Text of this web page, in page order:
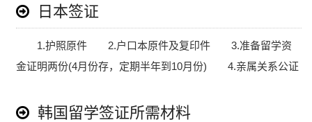
6、雅.....日本签证
1.护照原件 2.户口本原件及复印件 3.准备留学资
金证明两份(4月份存，定期半年到10月份) 4.亲属关系公证
费.....韩国留学签证所需材料